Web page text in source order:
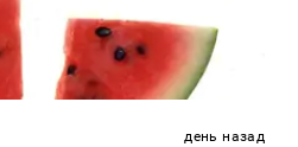
день назад